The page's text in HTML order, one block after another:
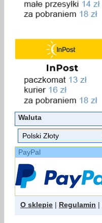
Waluta
PayPal
O sklepie | Regulamin |